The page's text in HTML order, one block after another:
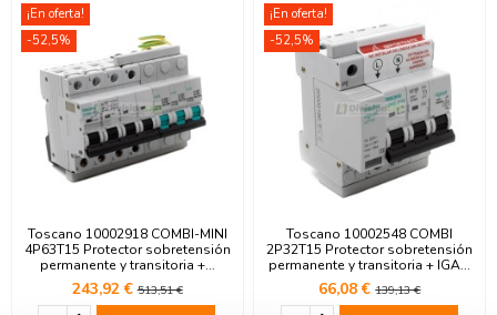
¡En oferta!
-52,5%
Toscano 10002918 COMBI-MINI
4P63T15 Protector sobretensión
permanente y transitoria +...
243,92 €513,51 €
¡En oferta!
-52,5%
Toscano 10002548 COMBI
2P32T15 Protector sobretensión
permanente y transitoria + IGA...
66,08 €139,13 €